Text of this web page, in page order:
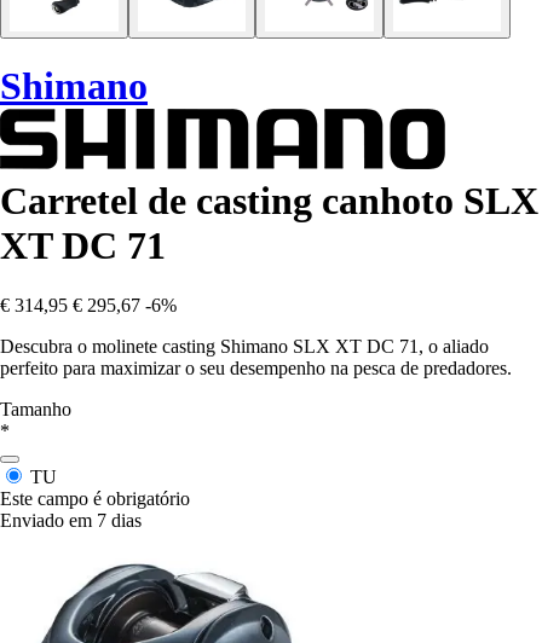
Shimano
Carretel de casting canhoto SLX
XT DC 71
€ 314,95 € 295,67 -6%
Descubra o molinete casting Shimano SLX XT DC 71, o aliado
perfeito para maximizar o seu desempenho na pesca de predadores.
Tamanho
*
TU
Este campo é obrigatório
Enviado em 7 dias